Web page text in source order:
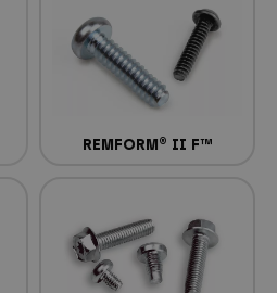
REMFORM® II F™